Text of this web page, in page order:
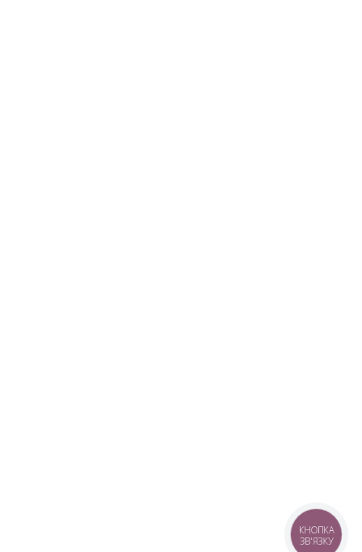
КНОПКА
ЗВ'ЯЗКУ